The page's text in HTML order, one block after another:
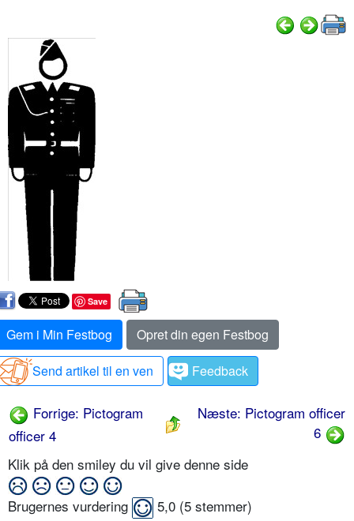
Save
Gem i Min Festbog
Opret din egen Festbog
Send artikel til en ven
Feedback
Forrige: Pictogram
officer 4
Næste: Pictogram officer
6
Klik på den smiley du vil give denne side
Brugernes vurdering 5,0 (5 stemmer)